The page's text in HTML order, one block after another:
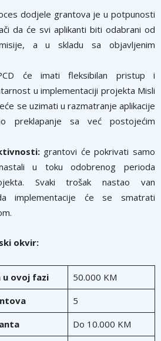
dodjele grantova je u potpunosti
da će svi aplikanti biti odabrani od
a u skladu sa objavljenim
će imati fleksibilan pristup i
u implementaciji projekta Misli
se uzimati u razmatranje aplikacije
preklapanje sa već postojećim
grantovi će pokrivati samo
u toku odobrenog perioda
Svaki trošak nastao van
implementacije će se smatrati
okvir:
u ovoj fazi
50.000 KM
5
Do 10.000 KM